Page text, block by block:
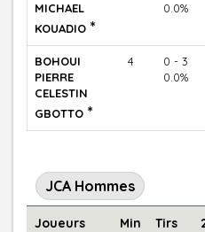
MICHAEL
KOUADIO *
0.0%
BOHOUI
PIERRE
CELESTIN
GBOTTO *
4
0 - 3
0.0%
JCA Hommes
Joueurs Min Tirs